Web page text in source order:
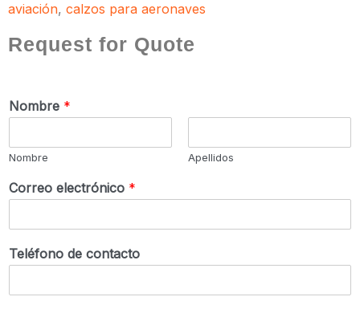
aviación, calzos para aeronaves
Request for Quote
Nombre *
Nombre Apellidos
Correo electrónico *
Teléfono de contacto